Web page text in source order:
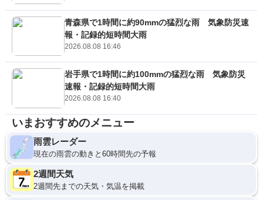
青森県で1時間に約90mmの猛烈な雨 気象防災速
報・記録的短時間大雨
2026.08.08 16:46
岩手県で1時間に約100mmの猛烈な雨 気象防災
速報・記録的短時間大雨
2026.08.08 16:40
いまおすすめのメニュー
雨雲レーダー
現在の雨雲の動きと60時間先の予報
2週間天気
2週間先までの天気・気温を掲載